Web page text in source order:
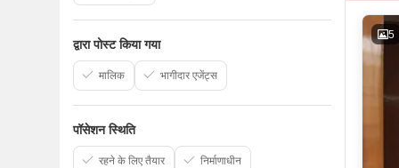
5
द्वारा पोस्ट किया गया
मालिक भागीदार एजेंट्स
पॉसेशन स्थिति
रहने के लिए तैयार निर्माणाधीन